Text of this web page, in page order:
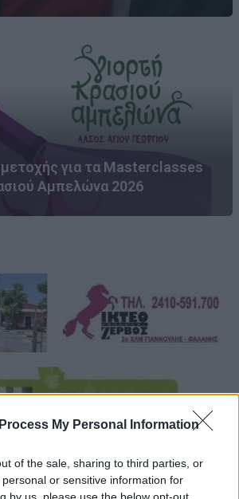
My Personal Information
of the sale, sharing to third parties, or
or sensitive information for
by us, please use the below opt-out
για τα Masterclasses
Αμπελώνα 2026